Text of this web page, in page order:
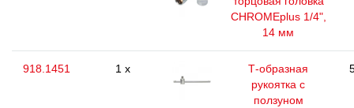
CHROMEplus 1/4",
14 мм
918.1451 1 x
Т-образная
рукоятка с
ползуном